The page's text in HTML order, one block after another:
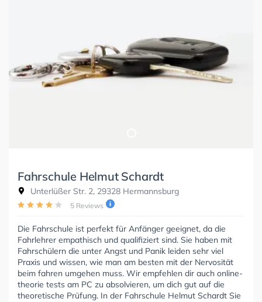
Fahrschule Helmut Schardt
Unterlüßer Str. 2, 29328 Hermannsburg
5 Reviews
Die Fahrschule ist perfekt für Anfänger geeignet, da die
Fahrlehrer empathisch und qualifiziert sind. Sie haben mit
Fahrschülern die unter Angst und Panik leiden sehr viel
Praxis und wissen, wie man am besten mit der Nervosität
beim fahren umgehen muss. Wir empfehlen dir auch online-
theorie tests am PC zu absolvieren, um dich gut auf die
theoretische Prüfung. In der Fahrschule Helmut Schardt Sie